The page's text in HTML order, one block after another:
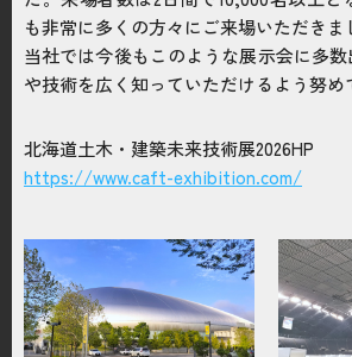
も非常に多くの方々にご来場いただきま
当社では今後もこのような展示会に多
や技術を広く知っていただけるよう努め
北海道土木・建築未来技術展2026HP
https://www.caft-exhibition.com/
お問い合わせはこち
phone_enabled 電話をかける